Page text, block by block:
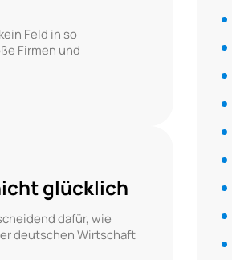
Feld in so
Firmen und
glücklich
dafür, wie
deutschen Wirtschaft